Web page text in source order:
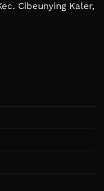
Cibeunying Kaler,